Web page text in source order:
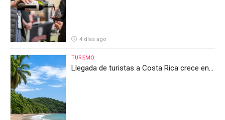
4 días ago
TURISMO
Llegada de turistas a Costa Rica crece en